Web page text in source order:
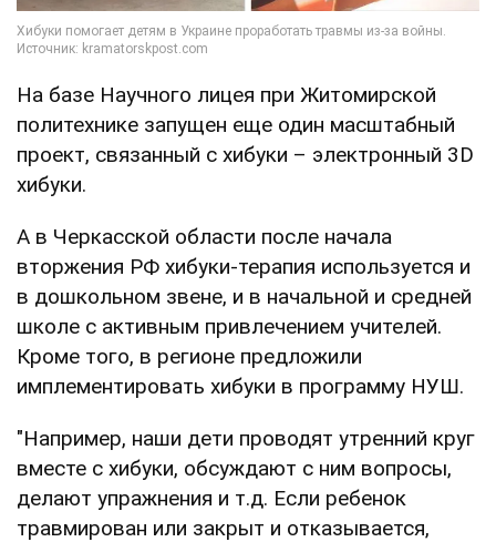
На базе Научного лицея при Житомирской
политехнике запущен еще один масштабный
проект, связанный с хибуки – электронный 3D
хибуки.
А в Черкасской области после начала
вторжения РФ хибуки-терапия используется и
в дошкольном звене, и в начальной и средней
школе с активным привлечением учителей.
Кроме того, в регионе предложили
имплементировать хибуки в программу НУШ.
"Например, наши дети проводят утренний круг
вместе с хибуки, обсуждают с ним вопросы,
делают упражнения и т.д. Если ребенок
травмирован или закрыт и отказывается,